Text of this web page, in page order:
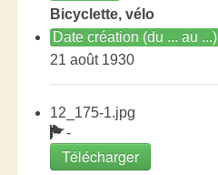
Bicyclette, vélo
Date création (du ... au ...)
21 août 1930
12_175-1.jpg
-
Télécharger